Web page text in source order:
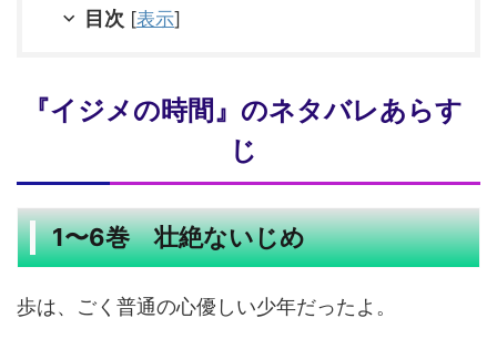
目次 [表示]
『イジメの時間』のネタバレあらす
じ
1〜6巻 壮絶ないじめ
歩は、ごく普通の心優しい少年だったよ。